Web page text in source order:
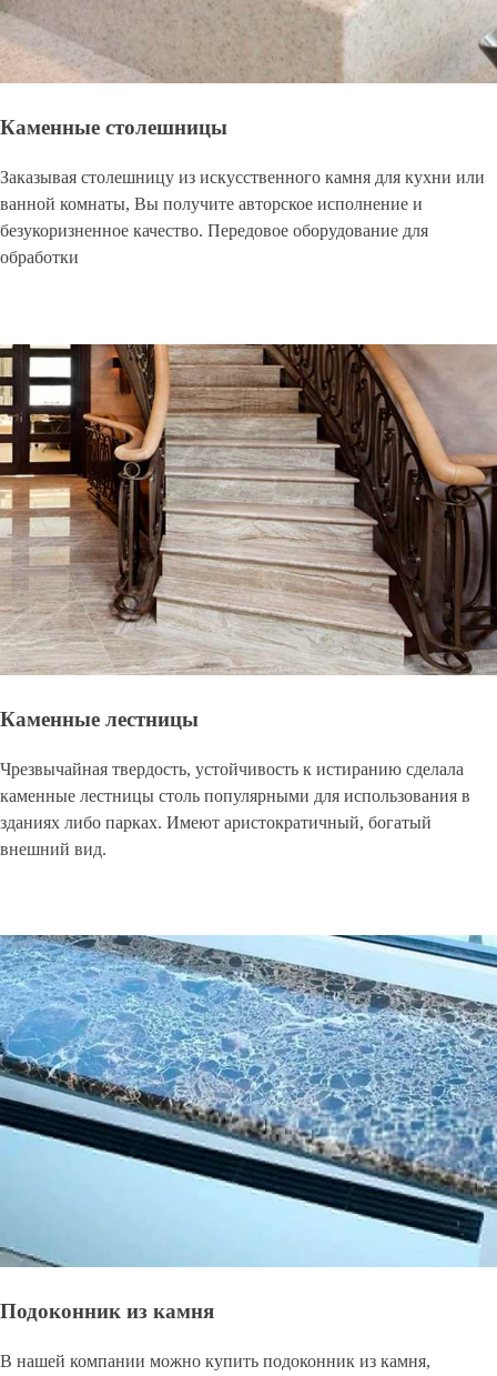
Каменные столешницы
Заказывая столешницу из искусственного камня для кухни или
ванной комнаты, Вы получите авторское исполнение и
безукоризненное качество. Передовое оборудование для
обработки
Каменные лестницы
Чрезвычайная твердость, устойчивость к истиранию сделала
каменные лестницы столь популярными для использования в
зданиях либо парках. Имеют аристократичный, богатый
внешний вид.
Подоконник из камня
В нашей компании можно купить подоконник из камня,